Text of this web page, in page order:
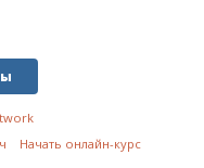
Начать онлайн-курс